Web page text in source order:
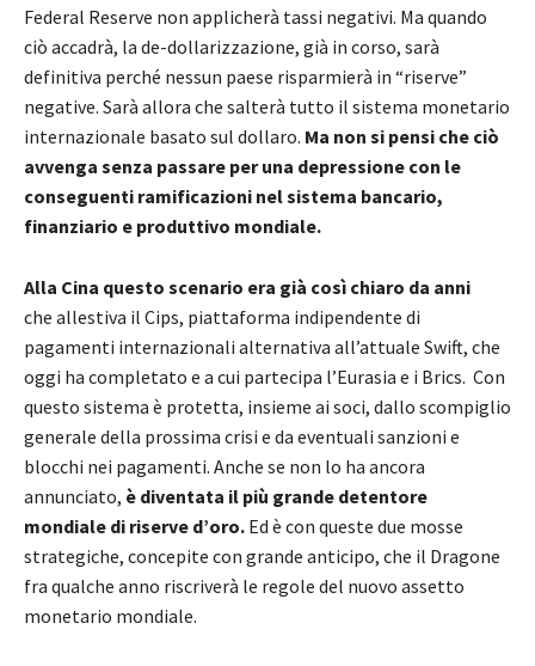
Federal Reserve non applicherà tassi negativi. Ma quando
ciò accadrà, la de-dollarizzazione, già in corso, sarà
definitiva perché nessun paese risparmierà in “riserve”
negative. Sarà allora che salterà tutto il sistema monetario
internazionale basato sul dollaro. Ma non si pensi che ciò
avvenga senza passare per una depressione con le
conseguenti ramificazioni nel sistema bancario,
finanziario e produttivo mondiale.
Alla Cina questo scenario era già così chiaro da anni
che allestiva il Cips, piattaforma indipendente di
pagamenti internazionali alternativa all’attuale Swift, che
oggi ha completato e a cui partecipa l’Eurasia e i Brics. Con
questo sistema è protetta, insieme ai soci, dallo scompiglio
generale della prossima crisi e da eventuali sanzioni e
blocchi nei pagamenti. Anche se non lo ha ancora
annunciato, è diventata il più grande detentore
mondiale di riserve d’oro. Ed è con queste due mosse
strategiche, concepite con grande anticipo, che il Dragone
fra qualche anno riscriverà le regole del nuovo assetto
monetario mondiale.